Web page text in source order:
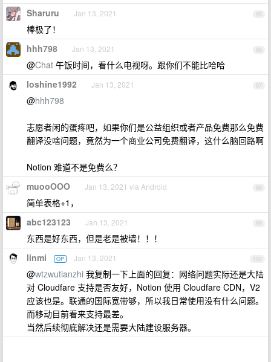
95
Sharuru Jan 13, 2021
棒极了！
96
hhh798 Jan 13, 2021
@Chat 午饭时间，看什么电视呀。跟你们不能比哈哈
97
loshine1992 Jan 13, 2021
@hhh798
志愿者闲的蛋疼吧，如果你们是公益组织或者产品免费那么免费
翻译没啥问题，竟然为一个商业公司免费翻译，这什么脑回路啊
Notion 难道不是免费么？
98
muooOOO Jan 13, 2021 via Android
简单表格+1，
99
abc123123 Jan 13, 2021
东西是好东西，但是老是被墙！！！
100
linmi OP Jan 13, 2021
@wtzwutianzhi 我复制一下上面的回复：网络问题实际还是大陆
对 Cloudfare 支持是否友好，Notion 使用 Cloudfare CDN，V2
应该也是。联通的国际宽带够，所以我日常使用没有什么问题。
而移动目前看来支持最差。
当然后续彻底解决还是需要大陆建设服务器。